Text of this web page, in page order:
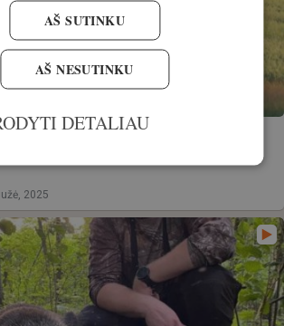
užlipti ir nulipti nuo
2025
AŠ SUTINKU
AŠ NESUTINKU
DETALIAU